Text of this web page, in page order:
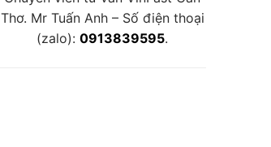
Thơ. Mr Tuấn Anh – Số điện thoại
(zalo): 0913839595.